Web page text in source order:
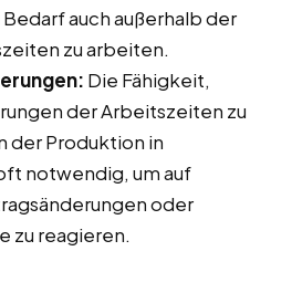
auch außerhalb der
zu arbeiten.
Die Fähigkeit,
der Arbeitszeiten zu
der Produktion in
notwendig, um auf
oder
zu reagieren.